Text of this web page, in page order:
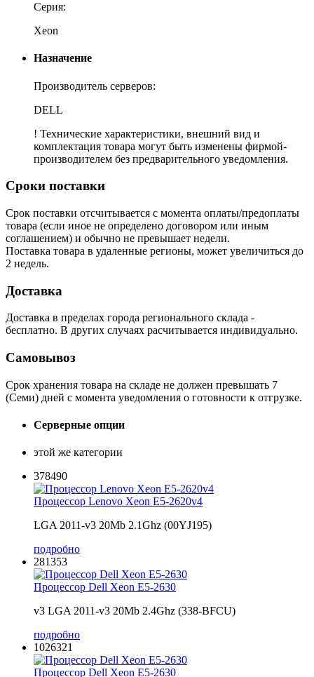
Серия:
Xeon
Назначение
Производитель серверов:
DELL
! Технические характеристики, внешний вид и
комплектация товара могут быть изменены фирмой-
производителем без предварительного уведомления.
Сроки поставки
Срок поставки отсчитывается с момента оплаты/предоплаты
товара (если иное не определено договором или иным
соглашением) и обычно не превышает недели.
Поставка товара в удаленные регионы, может увеличиться до
2 недель.
Доставка
Доставка в пределах города регионального склада -
бесплатно. В других случаях расчитывается индивидуально.
Самовывоз
Срок хранения товара на складе не должен превышать 7
(Семи) дней с момента уведомления о готовности к отгрузке.
Серверные опции
этой же категории
378490
Процессор Lenovo Xeon E5-2620v4
LGA 2011-v3 20Mb 2.1Ghz (00YJ195)
подробно
281353
Процессор Dell Xeon E5-2630
v3 LGA 2011-v3 20Mb 2.4Ghz (338-BFCU)
подробно
1026321
Процессор Dell Xeon E5-2630